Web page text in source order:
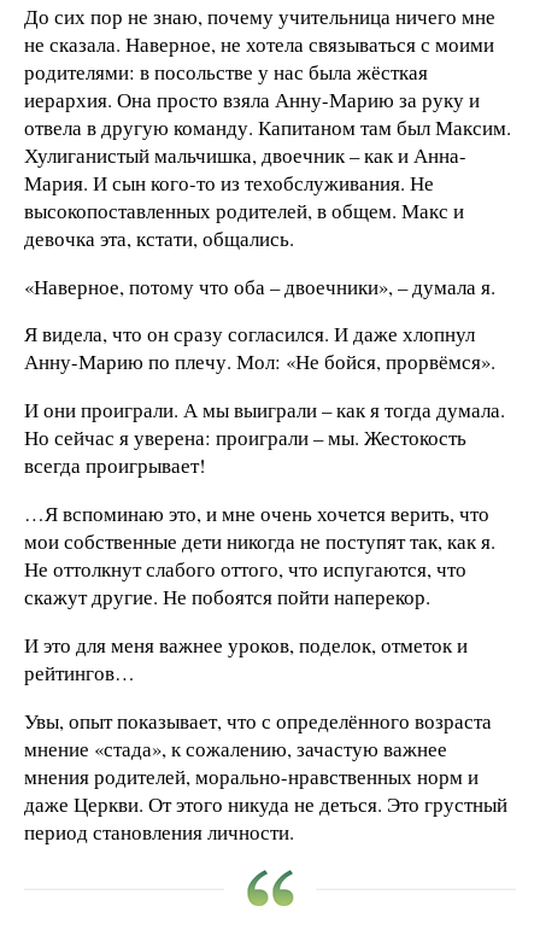
До сих пор не знаю, почему учительница ничего мне
не сказала. Наверное, не хотела связываться с моими
родителями: в посольстве у нас была жёсткая
иерархия. Она просто взяла Анну-Марию за руку и
отвела в другую команду. Капитаном там был Максим.
Хулиганистый мальчишка, двоечник – как и Анна-
Мария. И сын кого-то из техобслуживания. Не
высокопоставленных родителей, в общем. Макс и
девочка эта, кстати, общались.
«Наверное, потому что оба – двоечники», – думала я.
Я видела, что он сразу согласился. И даже хлопнул
Анну-Марию по плечу. Мол: «Не бойся, прорвёмся».
И они проиграли. А мы выиграли – как я тогда думала.
Но сейчас я уверена: проиграли – мы. Жестокость
всегда проигрывает!
…Я вспоминаю это, и мне очень хочется верить, что
мои собственные дети никогда не поступят так, как я.
Не оттолкнут слабого оттого, что испугаются, что
скажут другие. Не побоятся пойти наперекор.
И это для меня важнее уроков, поделок, отметок и
рейтингов…
Увы, опыт показывает, что с определённого возраста
мнение «стада», к сожалению, зачастую важнее
мнения родителей, морально-нравственных норм и
даже Церкви. От этого никуда не деться. Это грустный
период становления личности.